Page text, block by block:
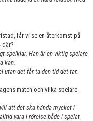
får vi se en återkomst på
där?
spelklar. Han är en viktig spelare
kan.
utan det får ta den tid det tar.
match och vilka spelare
att det ska hända mycket i
vara i rörelse både i spelat